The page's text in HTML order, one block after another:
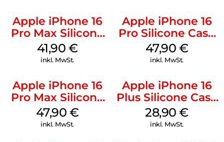
Apple iPhone 16
Pro Max Silicone
Case MagSafe
Ultramarine
41,90 €
inkl. MwSt.
Apple iPhone 16
Pro Silicone Case
MagSafe Denim
47,90 €
inkl. MwSt.
Apple iPhone 16
Pro Max Silicone
Case MagSafe
Black
47,90 €
inkl. MwSt.
Apple iPhone 16
Plus Silicone Case
MagSafe Black
28,90€
inkl. MwSt.